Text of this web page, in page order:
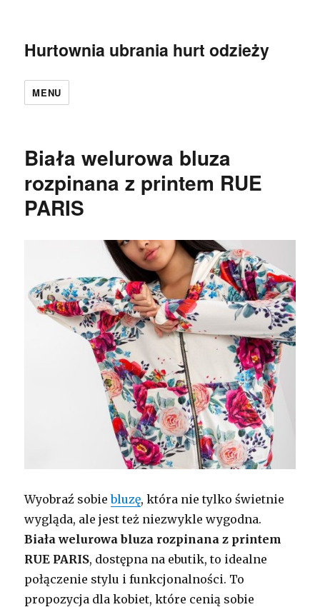
Hurtownia ubrania hurt odzieży
MENU
Biała welurowa bluza
rozpinana z printem RUE
PARIS
Wyobraź sobiebluzę, która nie tylko świetnie
wygląda, ale jest też niezwykle wygodna.
Biała welurowa bluza rozpinana z printem
RUE PARIS, dostępna na ebutik, to idealne
połączenie stylu i funkcjonalności. To
propozycja dla kobiet, które cenią sobie